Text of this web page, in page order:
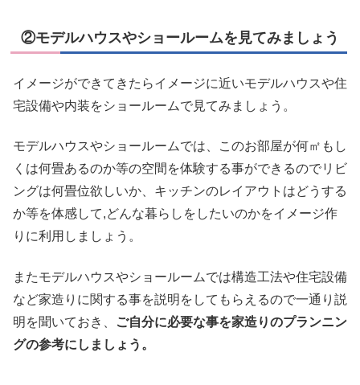
②モデルハウスやショールームを見てみましょう
イメージができてきたらイメージに近いモデルハウスや住
宅設備や内装をショールームで見てみましょう。
モデルハウスやショールームでは、このお部屋が何㎡もし
くは何畳あるのか等の空間を体験する事ができるのでリビ
ングは何畳位欲しいか、キッチンのレイアウトはどうする
か等を体感して,どんな暮らしをしたいのかをイメージ作
りに利用しましょう。
またモデルハウスやショールームでは構造工法や住宅設備
など家造りに関する事を説明をしてもらえるので一通り説
明を聞いておき、
ご自分に必要な事を家造りのプランニン
グの参考にしましょう。